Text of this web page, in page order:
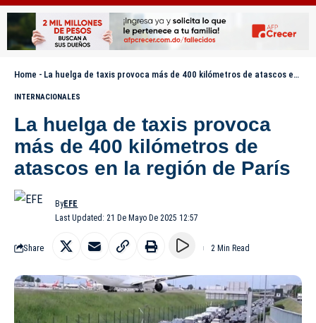
Home - La huelga de taxis provoca más de 400 kilómetros de atascos en la región de París
INTERNACIONALES
La huelga de taxis provoca
más de 400 kilómetros de
atascos en la región de París
Last Updated: 21 De Mayo De 2025 12:57
ByEFE
Share 2 Min Read